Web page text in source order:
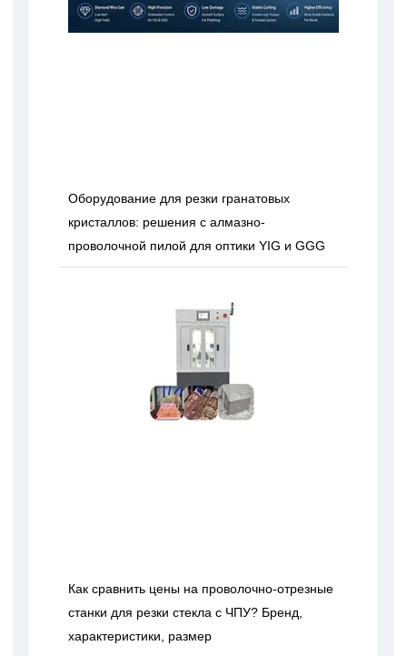
Оборудование для резки гранатовых
кристаллов: решения с алмазно-
проволочной пилой для оптики YIG и GGG
Как сравнить цены на проволочно-отрезные
станки для резки стекла с ЧПУ? Бренд,
характеристики, размер